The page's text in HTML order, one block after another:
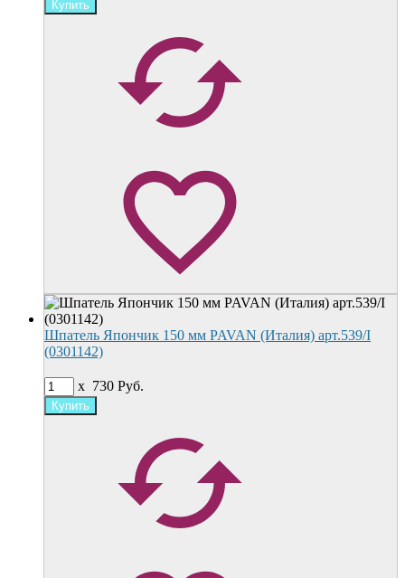
Шпатель Япончик 150 мм PAVAN (Италия) арт.539/I
(0301142)
x 730 Руб.